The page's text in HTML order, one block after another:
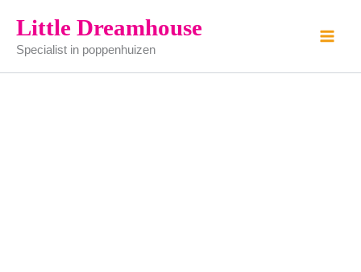
naar
inhoud
Little Dreamhouse
Specialist in poppenhuizen
pot
bloem
rood
aantal